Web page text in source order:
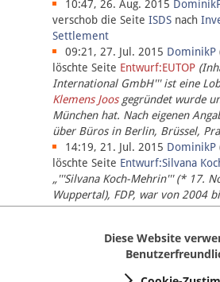
Über Lobbypedia
Impressum
10:47, 26. Aug. 2015
verschob die Seite ISDS nach
Settlement
09:21, 27. Jul. 2015 DominikP
löschte Seite Entwurf:EUTOP
International GmbH''' ist eine
Klemens Joosgegründet wurde
München hat. Nach eigenen
über Büros in Berlin, Brüssel,
14:19, 21. Jul. 2015 DominikP
löschte Seite Entwurf:Silvana
„'''Silvana Koch-Mehrin''' (* 17.
Wuppertal), FDP, war von 2004
Europäischen Parlaments, seit
Diese Website